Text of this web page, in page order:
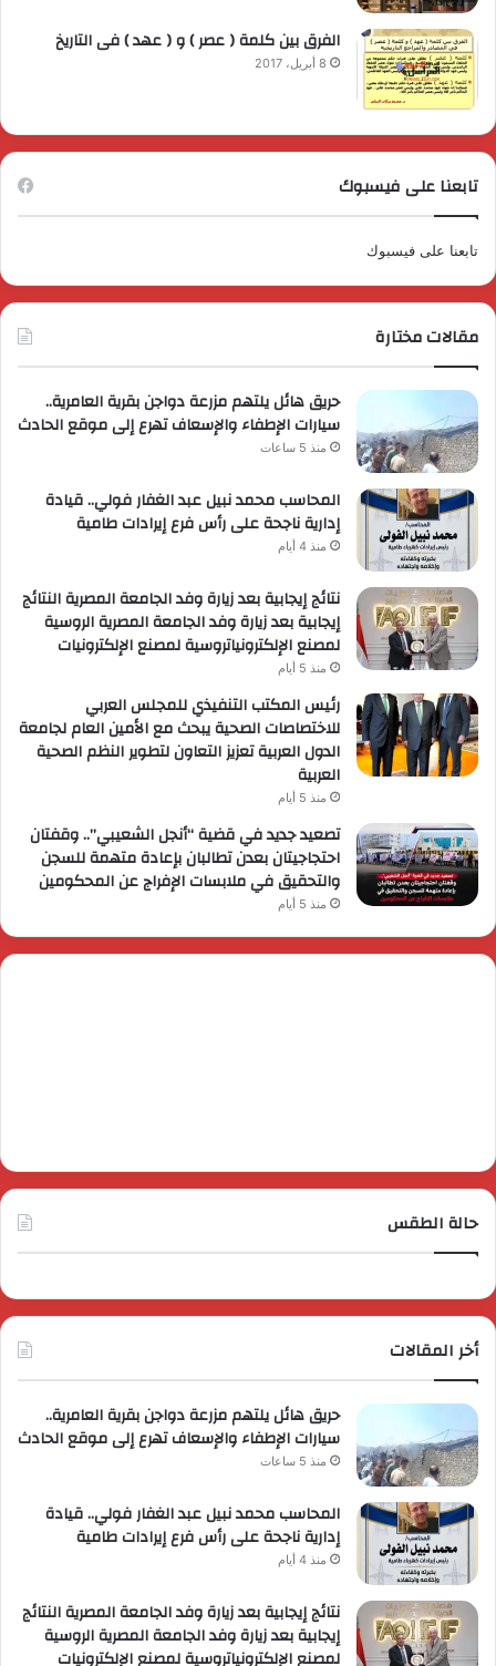
الفرق بين كلمة ( عصر ) و ( عهد ) فى التاريخ
8 أبريل، 2017
تابعنا على فيسبوك
تابعنا على فيسبوك
مقالات مختارة
حريق هائل يلتهم مزرعة دواجن بقرية العامرية..
سيارات الإطفاء والإسعاف تهرع إلى موقع الحادث
منذ 5 ساعات
المحاسب محمد نبيل عبد الغفار فولي.. قيادة
إدارية ناجحة على رأس فرع إيرادات طامية
منذ 4 أيام
نتائج إيجابية بعد زيارة وفد الجامعة المصرية النتائج
إيجابية بعد زيارة وفد الجامعة المصرية الروسية
لمصنع الإلكترونياتروسية لمصنع الإلكترونيات
منذ 5 أيام
رئيس المكتب التنفيذي للمجلس العربي
للاختصاصات الصحية يبحث مع الأمين العام لجامعة
الدول العربية تعزيز التعاون لتطوير النظم الصحية
العربية
منذ 5 أيام
تصعيد جديد في قضية “أنجل الشعيبي”.. وقفتان
احتجاجيتان بعدن تطالبان بإعادة متهمة للسجن
والتحقيق في ملابسات الإفراج عن المحكومين
منذ 5 أيام
حالة الطقس
أخر المقالات
حريق هائل يلتهم مزرعة دواجن بقرية العامرية..
سيارات الإطفاء والإسعاف تهرع إلى موقع الحادث
منذ 5 ساعات
المحاسب محمد نبيل عبد الغفار فولي.. قيادة
إدارية ناجحة على رأس فرع إيرادات طامية
منذ 4 أيام
نتائج إيجابية بعد زيارة وفد الجامعة المصرية النتائج
إيجابية بعد زيارة وفد الجامعة المصرية الروسية
لمصنع الإلكترونياتروسية لمصنع الإلكترونيات